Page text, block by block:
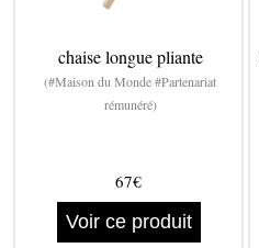
chaise longue pliante
(#Maison du Monde #Partenariat
rémunéré)
67€
Voir ce produit